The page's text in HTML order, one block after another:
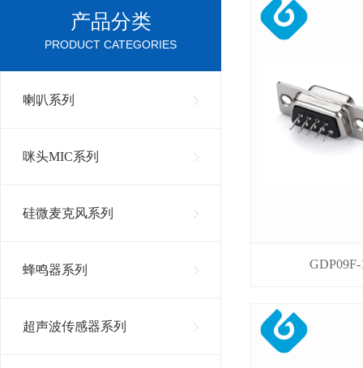
产品分类
PRODUCT CATEGORIES
喇叭系列
咪头MIC系列
硅微麦克风系列
蜂鸣器系列
超声波传感器系列